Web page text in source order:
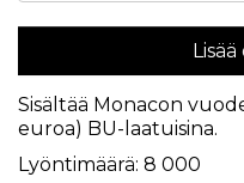
Sisältää Monacon
euroa) BU-laatuisina.
Lyöntimäärä: 8 000